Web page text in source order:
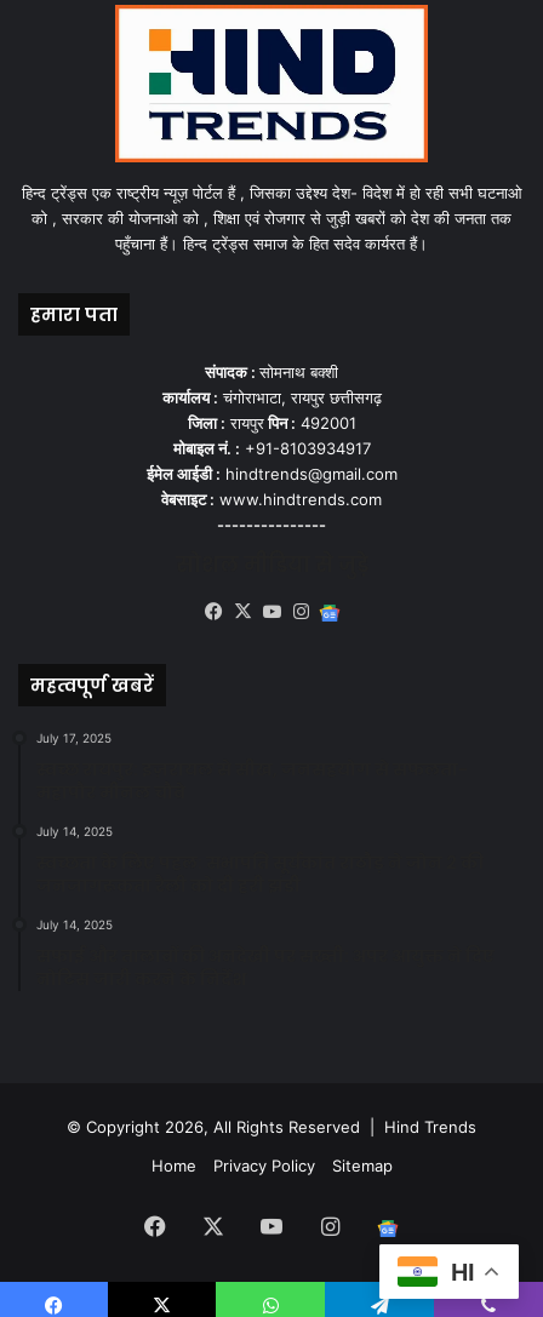
हिन्द ट्रेंड्स एक राष्ट्रीय न्यूज़ पोर्टल हैं , जिसका उद्देश्य देश- विदेश में हो रही सभी घटनाओ
को , सरकार की योजनाओ को , शिक्षा एवं रोजगार से जुड़ी खबरों को देश की जनता तक
पहुँचाना हैं। हिन्द ट्रेंड्स समाज के हित सदेव कार्यरत हैं।
हमारा पता
संपादक :सोमनाथ बक्शी
कार्यालय : चंगोराभाटा, रायपुर छत्तीसगढ़
जिला : रायपुरपिन : 492001
मोबाइल नं. : +91-8103934917
ईमेल आईडी : hindtrends@gmail.com
वेबसाइट : www.hindtrends.com
---------------
Facebook
X YouTubeInstagram
महत्वपूर्ण खबरें
July 17, 2025
July 14, 2025
July 14, 2025
© Copyright 2026, All Rights Reserved | Hind Trends
Home
Privacy Policy Sitemap
Facebook YouTubeInstagram
News
HI